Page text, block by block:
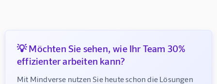
💡 Möchten Sie sehen, wie Ihr Team 30%
effizienter arbeiten kann?
Mit Mindverse nutzen Sie heute schon die Lösungen